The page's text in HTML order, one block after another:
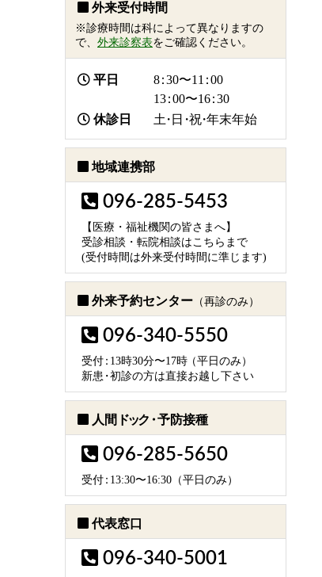
外来受付時間
※診療時間は科によって異なりますの
で、 外来診察表をご確認ください。
平日 8：30〜1 1：00
13：00〜16：30
休診日
土・日・祝・年末年始
地域連携部
096-285-5453
【医療・福祉機関の皆さまへ】
受診相談・転院相談はこちらまで
(受付時間は外来受付時間に準じます)
外来予約センター （再診のみ）
096-340-5550
受付： 13時30分〜17時（平日のみ）
新患・初診の方は直接お越し下さい
人間 ドック・予防接種
096-285-5650
受付： 13:30〜16:30（平日のみ）
代表窓口
096-340-5001